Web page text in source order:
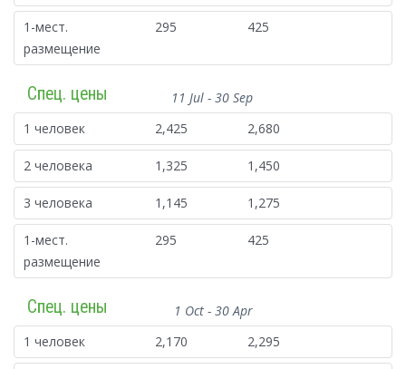
1-мест.
размещение
295 425
Спец. цены
11 Jul - 30 Sep
1 человек
2,425 2,680
2 человека 1,325 1,450
3 человека 1,145 1,275
1-мест.
размещение
295 425
Спец. цены
1 Oct - 30 Apr
1 человек
2,170 2,295